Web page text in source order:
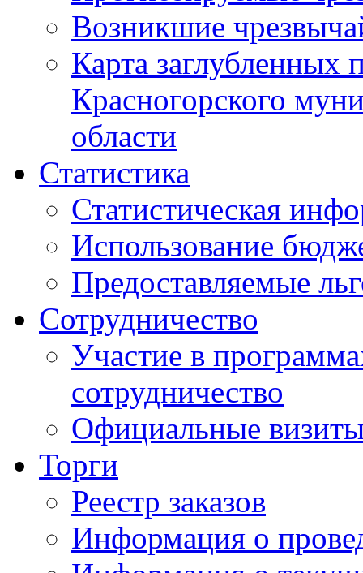
Возникшие
Карта
Красногорского
области
Статистика
Статистическая
Использование
Предоставляемые
Сотрудничество
Участие в
сотрудничество
Официальные
Торги
Реестр заказов
Информация о